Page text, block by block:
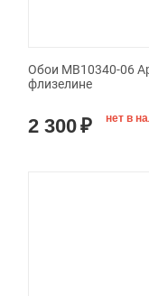
Обои MB10340-06
флизелине
2 300₽ нет в